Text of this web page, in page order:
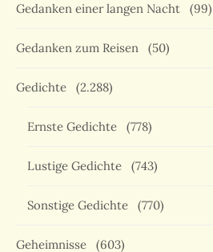
Gedanken einer langen Nacht (99)
Gedanken zum Reisen (50)
Gedichte (2.288)
Ernste Gedichte (778)
Lustige Gedichte (743)
Sonstige Gedichte (770)
Geheimnisse (603)